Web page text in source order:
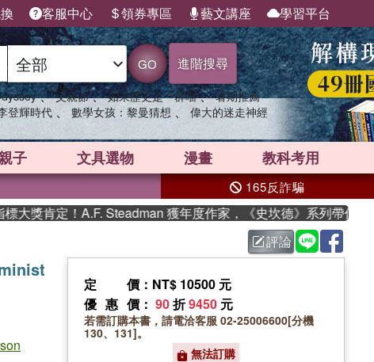
客服中心 領券專區 藝文講座 學習平台
GO 進階搜尋
、 父親節 、 如果歷史是一群喵 、 暑期推薦
登輝時代 、 數學女孩：黎曼猜想 、 偉大的迷走神經
子 文具選物 漫畫 教科考用
165反詐騙
肯定！A.F. Steadman 獲年度作家，《史坎德》系列帶你踏上熱
評論
定價 ：NT$ 10500 元
優惠價 ： 90折9450 元
若需訂購本書，請電洽客服 02-25006600[分機
130、131]。
無法訂購